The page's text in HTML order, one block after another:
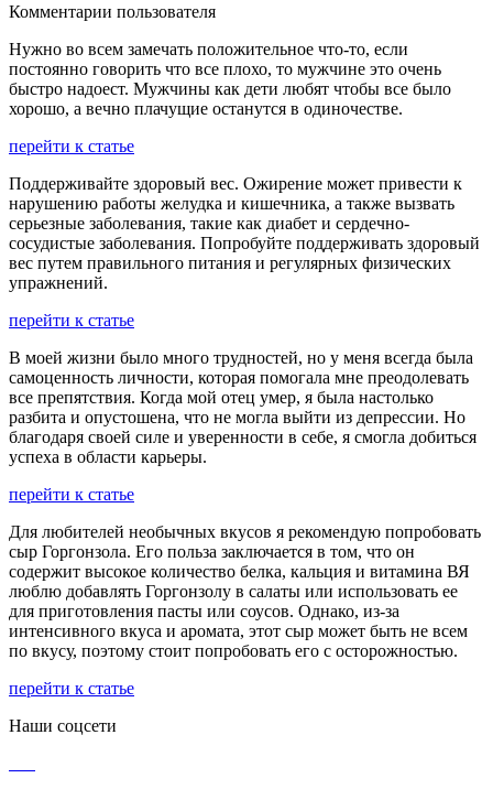
Комментарии пользователя
Нужно во всем замечать положительное что-то, если
постоянно говорить что все плохо, то мужчине это очень
быстро надоест. Мужчины как дети любят чтобы все было
хорошо, а вечно плачущие останутся в одиночестве.
перейти к статье
Поддерживайте здоровый вес. Ожирение может привести к
нарушению работы желудка и кишечника, а также вызвать
серьезные заболевания, такие как диабет и сердечно-
сосудистые заболевания. Попробуйте поддерживать здоровый
вес путем правильного питания и регулярных физических
упражнений.
перейти к статье
В моей жизни было много трудностей, но у меня всегда была
самоценность личности, которая помогала мне преодолевать
все препятствия. Когда мой отец умер, я была настолько
разбита и опустошена, что не могла выйти из депрессии. Но
благодаря своей силе и уверенности в себе, я смогла добиться
успеха в области карьеры.
перейти к статье
Для любителей необычных вкусов я рекомендую попробовать
сыр Горгонзола. Его польза заключается в том, что он
содержит высокое количество белка, кальция и витамина ВЯ
люблю добавлять Горгонзолу в салаты или использовать ее
для приготовления пасты или соусов. Однако, из-за
интенсивного вкуса и аромата, этот сыр может быть не всем
по вкусу, поэтому стоит попробовать его с осторожностью.
перейти к статье
Наши соцсети